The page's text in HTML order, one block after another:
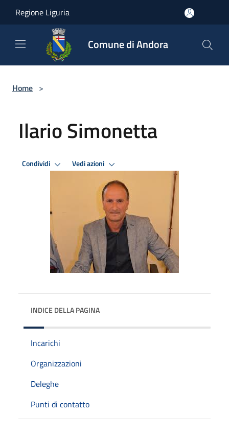
Regione Liguria
Comune di Andora
Home >
Ilario Simonetta
Condividi Vedi azioni
INDICE DELLA PAGINA
Incarichi
Organizzazioni
Deleghe
Punti di contatto